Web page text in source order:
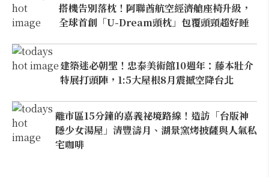
搭機告別落枕！阿聯酋航空經濟艙座椅升級，
全球首創「U-Dream頭枕」包覆頭頸超好睡
建築迷必朝聖！忠泰美術館10週年：藤本壯介
特展打頭陣，1:5大屋根8月震撼空降台北
離市區15分鐘的嘉義祕境路線！造訪「台版神
隱少女湯屋」清豐濤月、湖景窯烤披薩與人氣私
宅咖啡